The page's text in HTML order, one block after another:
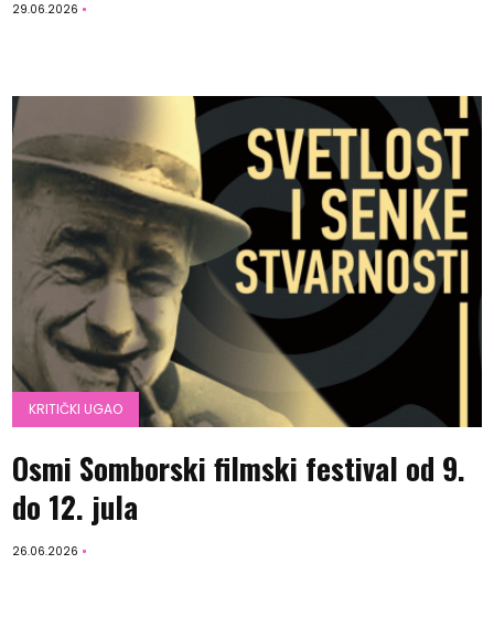
29.06.2026
KRITIČKI UGAO
Osmi Somborski filmski festival od 9.
do 12. jula
26.06.2026